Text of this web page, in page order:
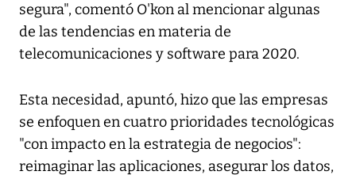
segura", comentó O'kon al mencionar algunas
de las tendencias en materia de
telecomunicaciones y software para 2020.
Esta necesidad, apuntó, hizo que las empresas
se enfoquen en cuatro prioridades tecnológicas
"con impacto en la estrategia de negocios":
reimaginar las aplicaciones, asegurar los datos,